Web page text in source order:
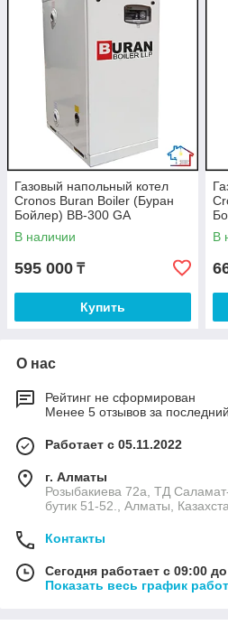
Газовый напольный котел
Cronos Buran Boiler (Буран
Бойлер) BB-300 GA
В наличии
595 000 ₸
Купить
В
О нас
Рейтинг не сформирован
Менее 5 отзывов за
Работает с 05.11.2022
г. Алматы
Розыбакиева 72а, ТД
бутик 51-52., Алматы,
Контакты
Сегодня работает с 09:00
Показать весь график